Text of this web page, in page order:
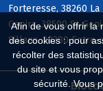
Afin de vous offrir la
des cookies : pour
récolter des
du site et vous
sécurité. Vous
Forteresse, 38260
Geoirs, 38590 St-
Sillans, 38380 Entre-